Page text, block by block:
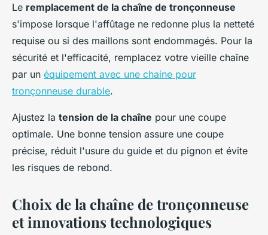
Le remplacement de la chaîne de tronçonneuse
s'impose lorsque l'affûtage ne redonne plus la netteté
requise ou si des maillons sont endommagés. Pour la
sécurité et l'efficacité, remplacez votre vieille chaîne
par un équipement avec une chaine pour
tronçonneuse durable.
Ajustez la tension de la chaîne pour une coupe
optimale. Une bonne tension assure une coupe
précise, réduit l'usure du guide et du pignon et évite
les risques de rebond.
Choix de la chaîne de tronçonneuse
et innovations technologiques